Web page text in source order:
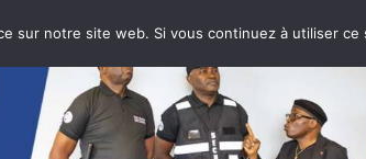
sur notre site web. Si vous continuez à utiliser